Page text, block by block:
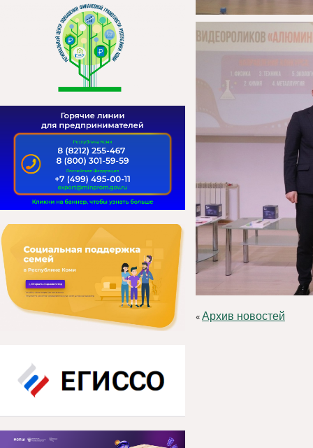
«Архив новостей